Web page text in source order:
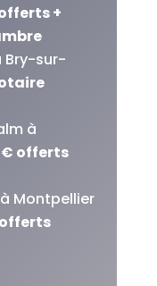
+
Bry-sur-
à
offerts
Montpellier